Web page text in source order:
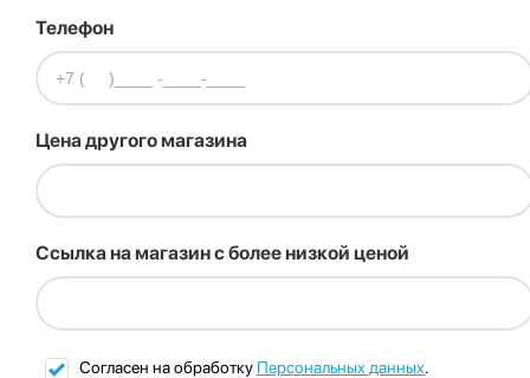
Телефон
Цена другого магазина
Ссылка на магазин с более низкой ценой
Согласен на обработку Персональных данных.